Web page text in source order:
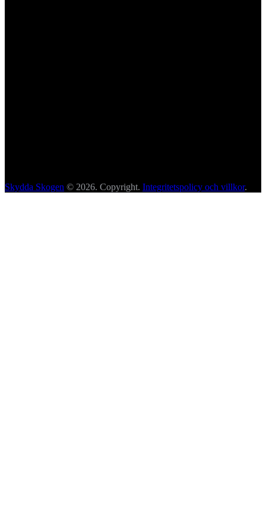
Skydda Skogen © 2026. Copyright. Integritetspolicy och villkor.